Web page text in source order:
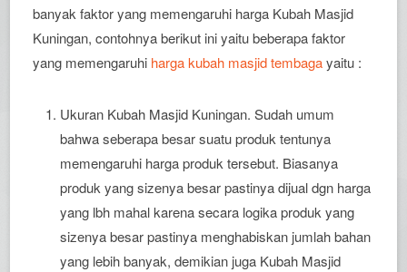
banyak faktor yang memengaruhi harga Kubah Masjid
Kuningan, contohnya berikut ini yaitu beberapa faktor
yang memengaruhi harga kubah masjid tembagayaitu :
Ukuran Kubah Masjid Kuningan. Sudah umum
bahwa seberapa besar suatu produk tentunya
memengaruhi harga produk tersebut. Biasanya
produk yang sizenya besar pastinya dijual dgn harga
yang lbh mahal karena secara logika produk yang
sizenya besar pastinya menghabiskan jumlah bahan
yang lebih banyak, demikian juga Kubah Masjid